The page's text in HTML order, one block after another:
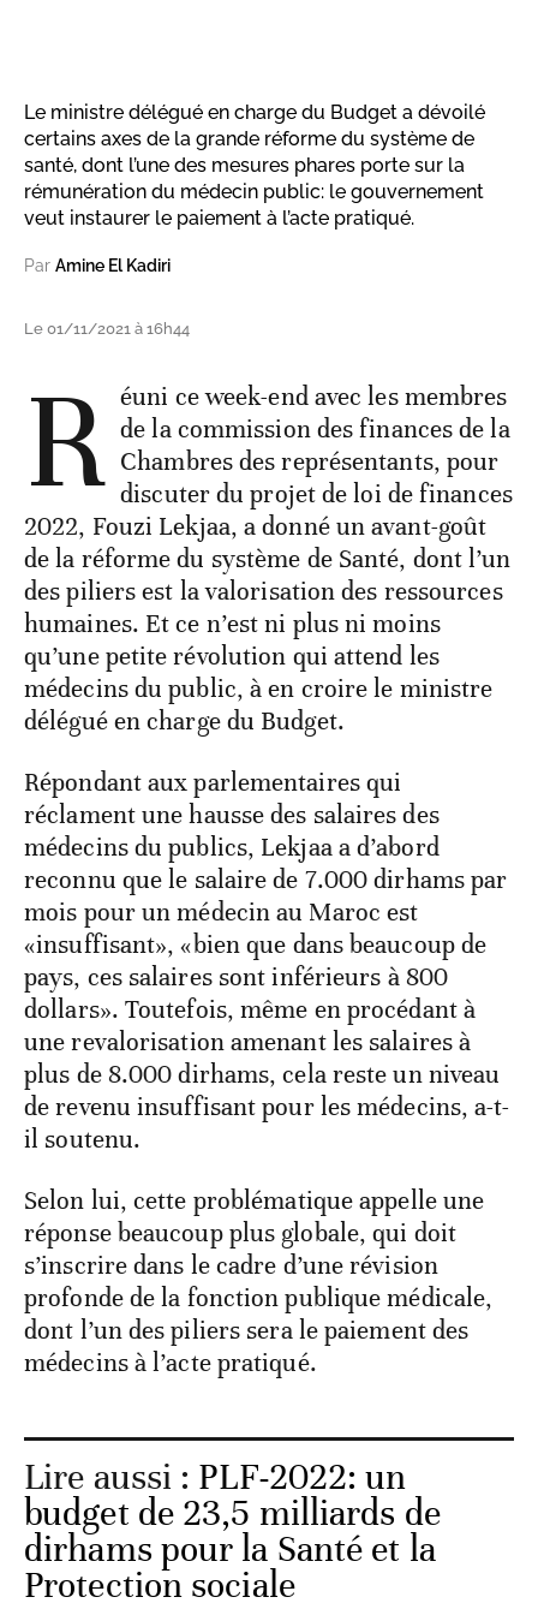
Le ministre délégué en charge du Budget a dévoilé
certains axes de la grande réforme du système de
santé, dont l’une des mesures phares porte sur la
rémunération du médecin public: le gouvernement
veut instaurer le paiement à l’acte pratiqué.
Par Amine El Kadiri
Le 01/11/2021 à 16h44
R éuni ce week-end avec les membres
de la commission des finances de la
Chambres des représentants, pour
discuter du projet de loi de finances
2022, Fouzi Lekjaa, a donné un avant-goût
de la réforme du système de Santé, dont l’un
des piliers est la valorisation des ressources
humaines. Et ce n’est ni plus ni moins
qu’une petite révolution qui attend les
médecins du public, à en croire le ministre
délégué en charge du Budget.
Répondant aux parlementaires qui
réclament une hausse des salaires des
médecins du publics, Lekjaa a d’abord
reconnu que le salaire de 7.000 dirhams par
mois pour un médecin au Maroc est
«insuffisant», «bien que dans beaucoup de
pays, ces salaires sont inférieurs à 800
dollars». Toutefois, même en procédant à
une revalorisation amenant les salaires à
plus de 8.000 dirhams, cela reste un niveau
de revenu insuffisant pour les médecins, a-t-
il soutenu.
Selon lui, cette problématique appelle une
réponse beaucoup plus globale, qui doit
s’inscrire dans le cadre d’une révision
profonde de la fonction publique médicale,
dont l’un des piliers sera le paiement des
médecins à l’acte pratiqué.
Lire aussi : PLF-2022: un
budget de 23,5 milliards de
dirhams pour la Santé et la
Protection sociale